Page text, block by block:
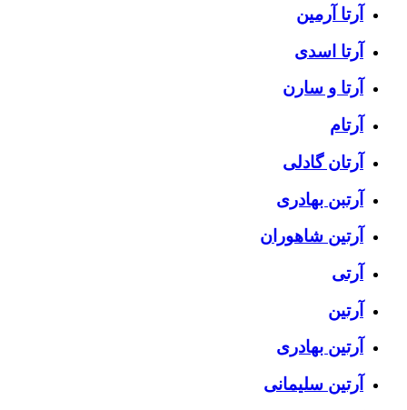
آرتا آرمین
آرتا اسدی
آرتا و سارن
آرتام
آرتان گادلی
آرتبن بهادری
آرتين شاهوران
آرتی
آرتین
آرتین بهادری
آرتین سلیمانی